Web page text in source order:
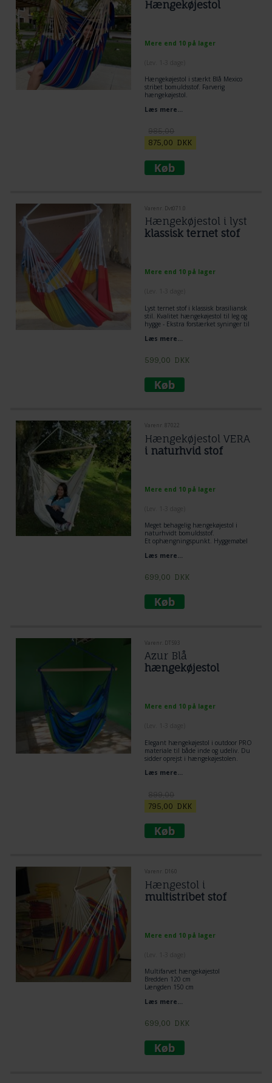
Hængekøjestol
Mere end 10 på lager
Hængekøjestol i stærkt Blå Mexico
stribet bomuldsstof. Farverig
hængekøjestol.
FSC godkendt træ. Bæreevne over
Læs mere...
985,00
875,00 DKK
Varenr. Dvt071.0
Hængekøjestol i lyst
klassisk ternet stof
Mere end 10 på lager
Lyst ternet stof i klassisk brasiliansk
stil. Kvalitet hængekøjestol til leg og
hygge - Ekstra forstærket syninger til
Læs mere...
599,00 DKK
Varenr. 87022
Hængekøjestol VERA
i naturhvid stof
Mere end 10 på lager
Meget behagelig hængekøjestol i
naturhvidt bomuldsstof.
Et ophængningspunkt. Hyggemøbel
Læs mere...
699,00 DKK
Varenr. DT593
Azur Blå
hængekøjestol
Mere end 10 på lager
Elegant hængekøjestol i outdoor PRO
materiale til både inde og udeliv. Du
sidder oprejst i hængekøjestolen.
både indendørs og udendørs brug.
Læs mere...
899,00
795,00 DKK
Varenr. D160
Hængestol i
multistribet stof
Mere end 10 på lager
Multifarvet hængekøjestol
Bredden 120 cm
Længden 150 cm
Læs mere...
699,00 DKK